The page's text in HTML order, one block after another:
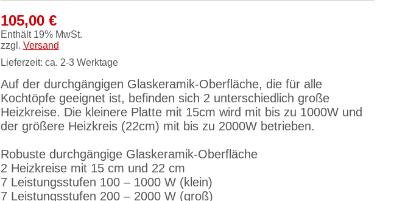
105,00 €
Enthält 19% MwSt.
zzgl. Versand
Lieferzeit: ca. 2-3 Werktage
Auf der durchgängigen Glaskeramik-Oberfläche, die für alle
Kochtöpfe geeignet ist, befinden sich 2 unterschiedlich große
Heizkreise. Die kleinere Platte mit 15cm wird mit bis zu 1000W und
der größere Heizkreis (22cm) mit bis zu 2000W betrieben.
Robuste durchgängige Glaskeramik-Oberfläche
2 Heizkreise mit 15 cm und 22 cm
7 Leistungsstufen 100 – 1000 W (klein)
7 Leistungsstufen 200 – 2000 W (groß)